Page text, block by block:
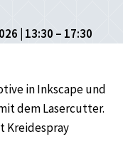
| 13:30 – 17:30
in Inkscape und
dem Lasercutter.
Kreidespray